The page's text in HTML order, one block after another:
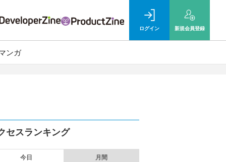
ログイン 新規会員登録
ンガ
セスランキング
今日 月間